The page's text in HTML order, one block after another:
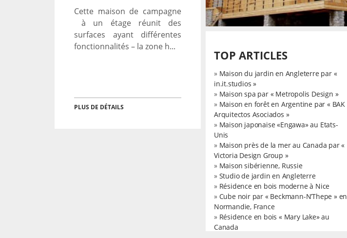
Cette maison de campagne
à un étage réunit des
surfaces ayant différentes
fonctionnalités – la zone h...
PLUS DE DÉTAILS
TOP ARTICLES
» Maison du jardin en Angleterre par «
in.it.studios »
» Maison spa par « Metropolis Design »
» Maison en forêt en Argentine par « BAK
Arquitectos Asociados »
» Maison japonaise «Engawa» au Etats-
Unis
» Maison près de la mer au Canada par «
Victoria Design Group »
» Maison sibérienne, Russie
» Studio de jardin en Angleterre
» Résidence en bois moderne à Nice
» Cube noir par « Beckmann-N’Thepe » en
Normandie, France
» Résidence en bois « Mary Lake» au
Canada